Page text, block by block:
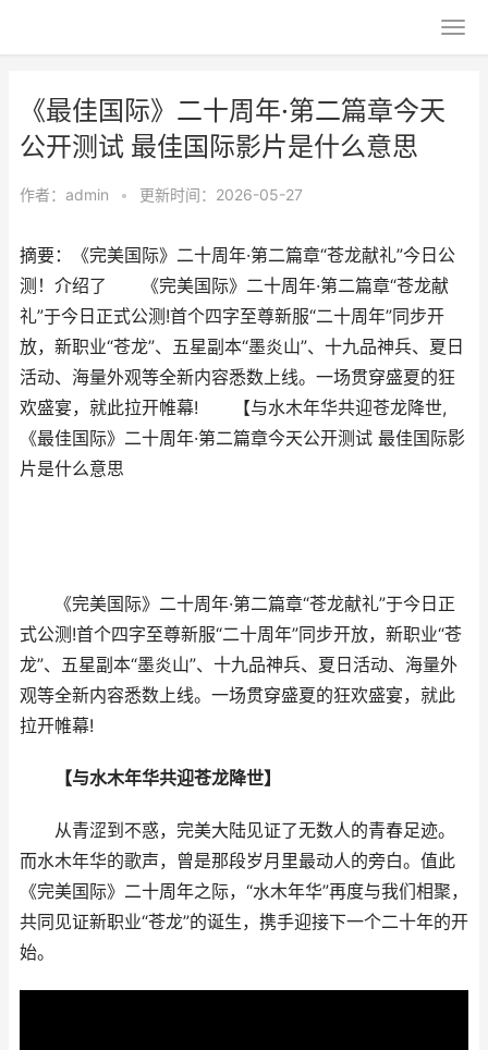
《最佳国际》二十周年·第二篇章今天
公开测试 最佳国际影片是什么意思
作者： admin • 更新时间：2026-05-27
摘要：《完美国际》二十周年·第二篇章“苍龙献礼”今日公
测！介绍了 《完美国际》二十周年·第二篇章“苍龙献
礼”于今日正式公测!首个四字至尊新服“二十周年”同步开
放，新职业“苍龙”、五星副本“墨炎山”、十九品神兵、夏日
活动、海量外观等全新内容悉数上线。一场贯穿盛夏的狂
欢盛宴，就此拉开帷幕! 【与水木年华共迎苍龙降世,
《最佳国际》二十周年·第二篇章今天公开测试 最佳国际影
片是什么意思
《完美国际》二十周年·第二篇章“苍龙献礼”于今日正
式公测!首个四字至尊新服“二十周年”同步开放，新职业“苍
龙”、五星副本“墨炎山”、十九品神兵、夏日活动、海量外
观等全新内容悉数上线。一场贯穿盛夏的狂欢盛宴，就此
拉开帷幕!
【与水木年华共迎苍龙降世】
从青涩到不惑，完美大陆见证了无数人的青春足迹。
而水木年华的歌声，曾是那段岁月里最动人的旁白。值此
《完美国际》二十周年之际，“水木年华”再度与我们相聚，
共同见证新职业“苍龙”的诞生，携手迎接下一个二十年的开
始。